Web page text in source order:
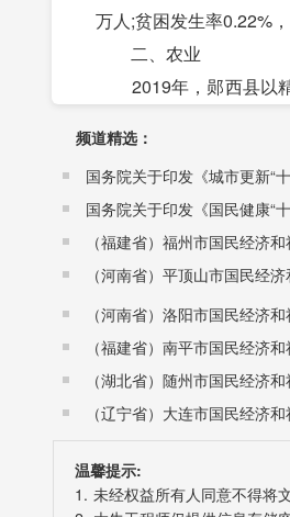
万人;贫困发生率0.22%
二、农业
2019年，郧西县以精
2019年，烟叶面积0.62
油料1.93万吨，同比增
频道精选：
温馨提示:
1. 未经权益所有人同意不得将